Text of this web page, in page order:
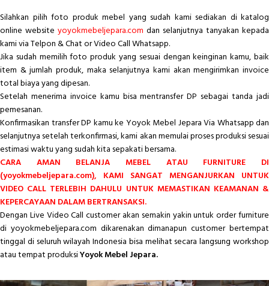
Silahkan pilih foto produk mebel yang sudah kami sediakan di katalog
online website yoyokmebeljepara.com dan selanjutnya tanyakan kepada
kami via Telpon & Chat or Video Call Whatsapp.
Jika sudah memilih foto produk yang sesuai dengan keinginan kamu, baik
item & jumlah produk, maka selanjutnya kami akan mengirimkan invoice
total biaya yang dipesan.
Setelah menerima invoice kamu bisa mentransfer DP sebagai tanda jadi
pemesanan.
Konfirmasikan transfer DP kamu ke Yoyok Mebel Jepara Via Whatsapp dan
selanjutnya setelah terkonfirmasi, kami akan memulai proses produksi sesuai
estimasi waktu yang sudah kita sepakati bersama.
CARA AMAN BELANJA MEBEL ATAU FURNITURE DI
(yoyokmebeljepara.com), KAMI SANGAT MENGANJURKAN UNTUK
VIDEO CALL TERLEBIH DAHULU UNTUK MEMASTIKAN KEAMANAN &
KEPERCAYAAN DALAM BERTRANSAKSI.
Dengan Live Video Call customer akan semakin yakin untuk order furniture
di yoyokmebeljepara.com dikarenakan dimanapun customer bertempat
tinggal di seluruh wilayah Indonesia bisa melihat secara langsung workshop
atau tempat produksiYoyok Mebel Jepara.